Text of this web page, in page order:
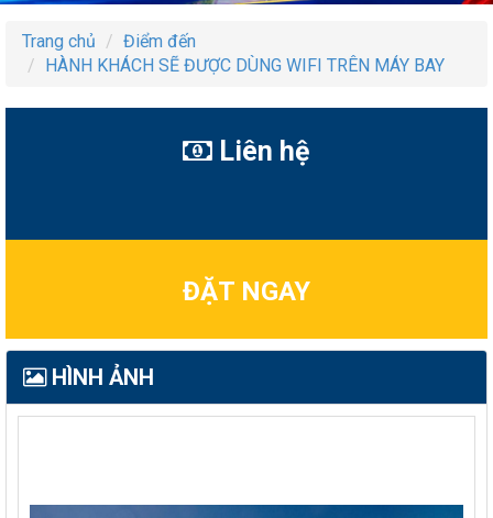
Trang chủ
Điểm đến
HÀNH KHÁCH SẼ ĐƯỢC DÙNG WIFI TRÊN MÁY BAY
Liên hệ
ĐẶT NGAY
HÌNH ẢNH